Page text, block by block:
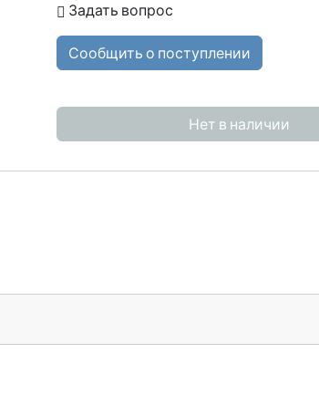
Задать вопрос
Сообщить о поступлении
Нет в наличии